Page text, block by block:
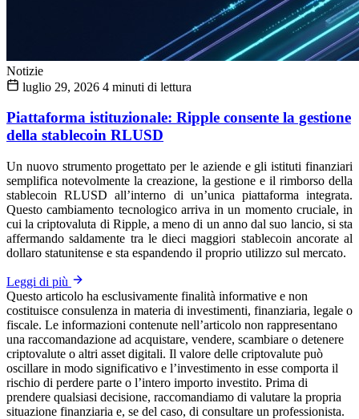
Notizie
luglio 29, 2026 4 minuti di lettura
Piattaforma istituzionale: Ripple consente la gestione
della stablecoin RLUSD
Un nuovo strumento progettato per le aziende e gli istituti finanziari
semplifica notevolmente la creazione, la gestione e il rimborso della
stablecoin RLUSD all’interno di un’unica piattaforma integrata.
Questo cambiamento tecnologico arriva in un momento cruciale, in
cui la criptovaluta di Ripple, a meno di un anno dal suo lancio, si sta
affermando saldamente tra le dieci maggiori stablecoin ancorate al
dollaro statunitense e sta espandendo il proprio utilizzo sul mercato.
Leggi di più
Questo articolo ha esclusivamente finalità informative e non
costituisce consulenza in materia di investimenti, finanziaria, legale o
fiscale. Le informazioni contenute nell’articolo non rappresentano
una raccomandazione ad acquistare, vendere, scambiare o detenere
criptovalute o altri asset digitali. Il valore delle criptovalute può
oscillare in modo significativo e l’investimento in esse comporta il
rischio di perdere parte o l’intero importo investito. Prima di
prendere qualsiasi decisione, raccomandiamo di valutare la propria
situazione finanziaria e, se del caso, di consultare un professionista.